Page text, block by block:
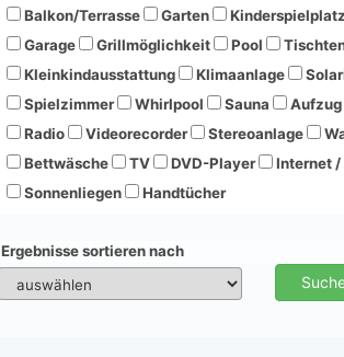
Balkon/Terrasse
Garten Kinderspielplatz
Garage
Grillmöglichkeit Pool
Kleinkindausstattung
Klimaanlage
Spielzimmer
Whirlpool Sauna
Aufzug
Radio
Videorecorder Stereoanlage
Bettwäsche
TV DVD-Player Internet /
Sonnenliegen
Handtücher
Ergebnisse sortieren nach